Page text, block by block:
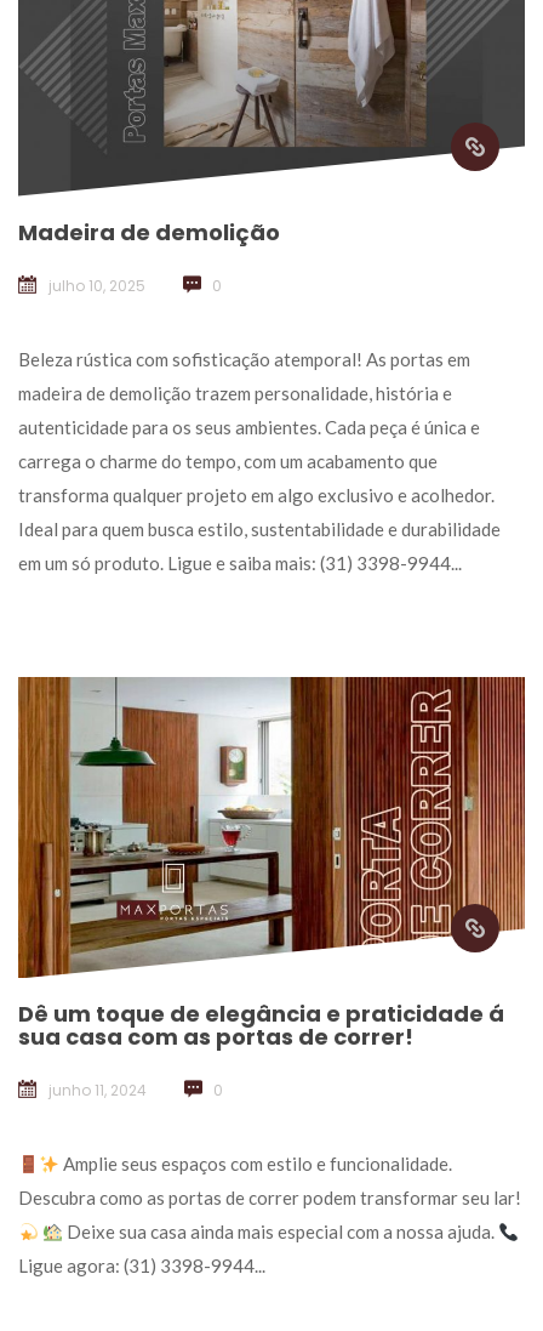
Madeira de demolição
julho 10, 2025 0
Beleza rústica com sofisticação atemporal! As portas em
madeira de demolição trazem personalidade, história e
autenticidade para os seus ambientes. Cada peça é única e
carrega o charme do tempo, com um acabamento que
transforma qualquer projeto em algo exclusivo e acolhedor.
Ideal para quem busca estilo, sustentabilidade e durabilidade
em um só produto. Ligue e saiba mais: (31) 3398-9944...
Dê um toque de elegância e praticidade á
ua casa com as portas de correr!
junho 11, 2024 0
Amplie seus espaços com estilo e funcionalidade.
Descubra como as portas de correr podem transformar seu lar!
Deixe sua casa ainda mais especial com a nossa ajuda.
Ligue agora: (31) 3398-9944...